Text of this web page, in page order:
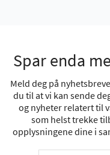
Spar enda
Meld deg på
du til at vi kan sende
og nyheter relatert til
som helst trekke
opplysningene dine i